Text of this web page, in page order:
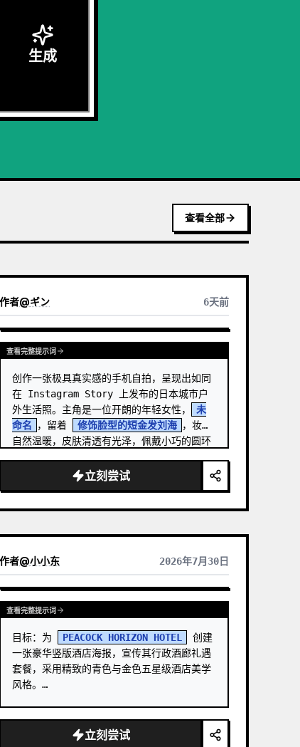
生成
查看全部
作者@ギン 6天前
查看完整提示词
创作一张极具真实感的手机自拍，呈现出如同
在 Instagram Story 上发布的日本城市户
外生活照。主角是一位开朗的年轻女性，
未
命名
，留着 修饰脸型的短金发刘海 ，妆容
自然温暖，皮肤清透有光泽，佩戴小巧的圆环
立刻尝试
作者@小小东 2026年7月30日
查看完整提示词
目标：为 PEACOCK HORIZON HOTEL
创建
一张豪华竖版酒店海报，宣传其行政酒廊礼遇
套餐，采用精致的青色与金色五星级酒店美学
风格。
立刻尝试